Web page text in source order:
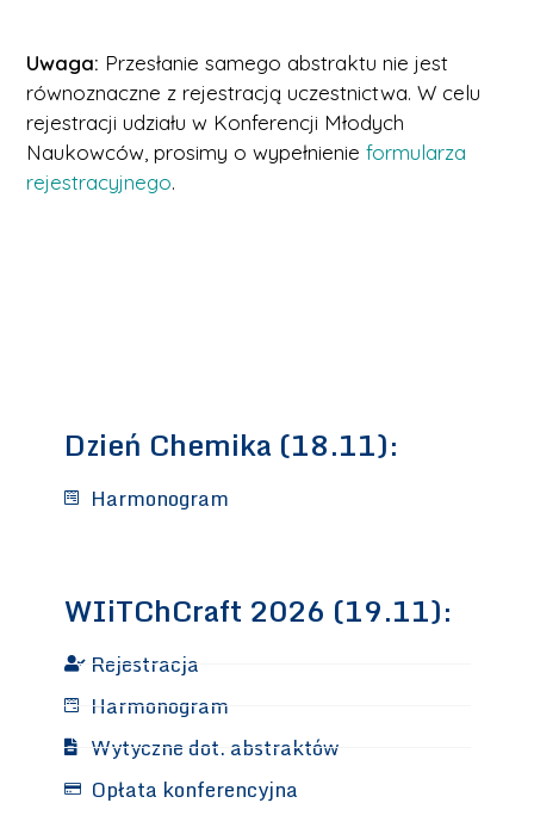
Uwaga: Przesłanie samego abstraktu nie jest
równoznaczne z rejestracją uczestnictwa. W celu
rejestracji udziału w Konferencji Młodych
Naukowców, prosimy o wypełnienieformularza
rejestracyjnego.
Dzień Chemika (18.11):
Harmonogram
WIiTChCraft 2026 (19.11):
Rejestracja
Harmonogram
Wytyczne dot. abstraktów
Opłata konferencyjna